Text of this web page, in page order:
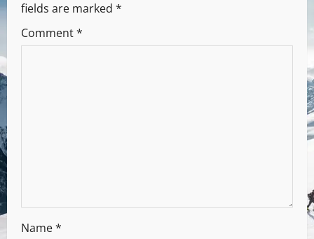
fields are marked *
Comment*
Name*